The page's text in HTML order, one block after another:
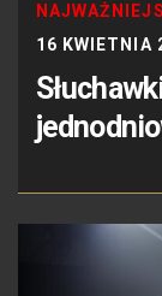
16 KWIETNIA